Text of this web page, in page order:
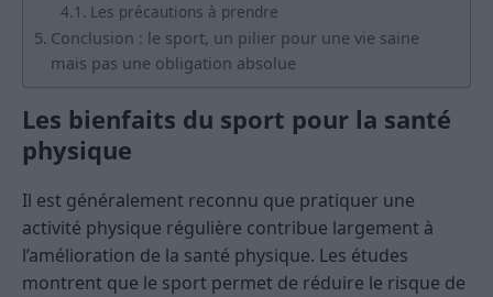
Les précautions à prendre
Conclusion : le sport, un pilier pour une vie saine
mais pas une obligation absolue
Les bienfaits du sport pour la santé
physique
Il est généralement reconnu que pratiquer une
activité physique régulière contribue largement à
l’amélioration de la santé physique. Les études
montrent que le sport permet de réduire le risque de